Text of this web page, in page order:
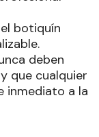
botiquín
deben
que cualquier
inmediato a la